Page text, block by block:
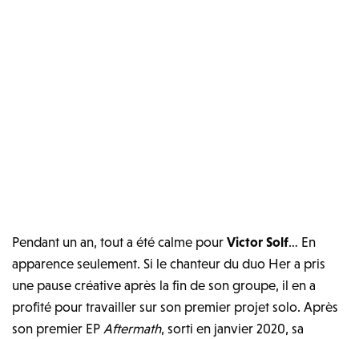
Pendant un an, tout a été calme pourVictor Solf… En
apparence seulement. Si le chanteur du duo Her a pris
une pause créative après la fin de son groupe, il en a
profité pour travailler sur son premier projet solo. Après
son premier EP Aftermath, sorti en janvier 2020, sa